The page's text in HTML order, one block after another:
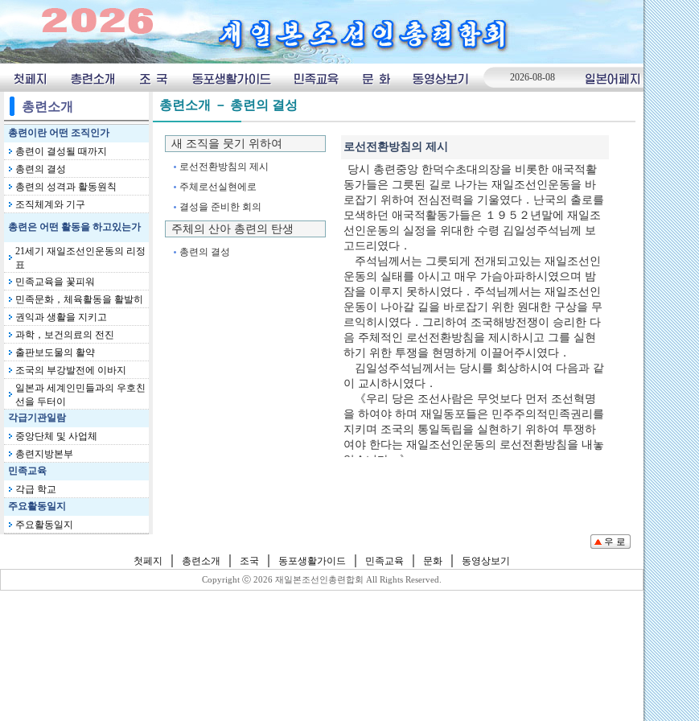
2026-08-08
총련소개
총련이란 어떤 조직인가
총련이 결성될 때까지
총련의 결성
총련의 성격과 활동원칙
조직체계와 기구
총련은 어떤 활동을 하고있는가
21세기 재일조선인운동의 리정
표
민족교육을 꽃피워
민족문화，체육활동을 활발히
권익과 생활을 지키고
과학，보건의료의 전진
출판보도물의 활약
조국의 부강발전에 이바지
일본과 세계인민들과의 우호친
선을 두터이
각급기관일람
중앙단체 및 사업체
총련지방본부
민족교육
각급 학교
주요활동일지
주요활동일지
총련소개 － 총련의 결성
새 조직을 뭇기 위하여
로선전환방침의 제시
주체로선실현에로
결성을 준비한 회의
주체의 산아 총련의 탄생
총련의 결성
첫페지 총련소개 조국 동포생활가이드 민족교육 문화 동영상보기
Copyright ⓒ 2026 재일본조선인총련합회 All Rights Reserved.